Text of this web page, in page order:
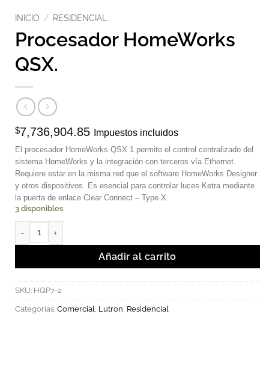
INICIO / RESIDENCIAL
Procesador HomeWorks
QSX.
$7,736,904.85 Impuestos incluidos
El procesador HomeWorks QSX 1 permite el control centralizado del
sistema HomeWorks y la integración con terceros vía Ethernet.
Requiere estar en la misma red que el software HomeWorks Designer
y otros dispositivos. Es esencial para controlar luces Ketra mediante
la puerta de enlace Clear Connect – Type X.
3 disponibles
Procesador HomeWorks QSX. cantidad
Añadir al carrito
SKU: HQP7-2
Categorías: Comercial, Lutron, Residencial